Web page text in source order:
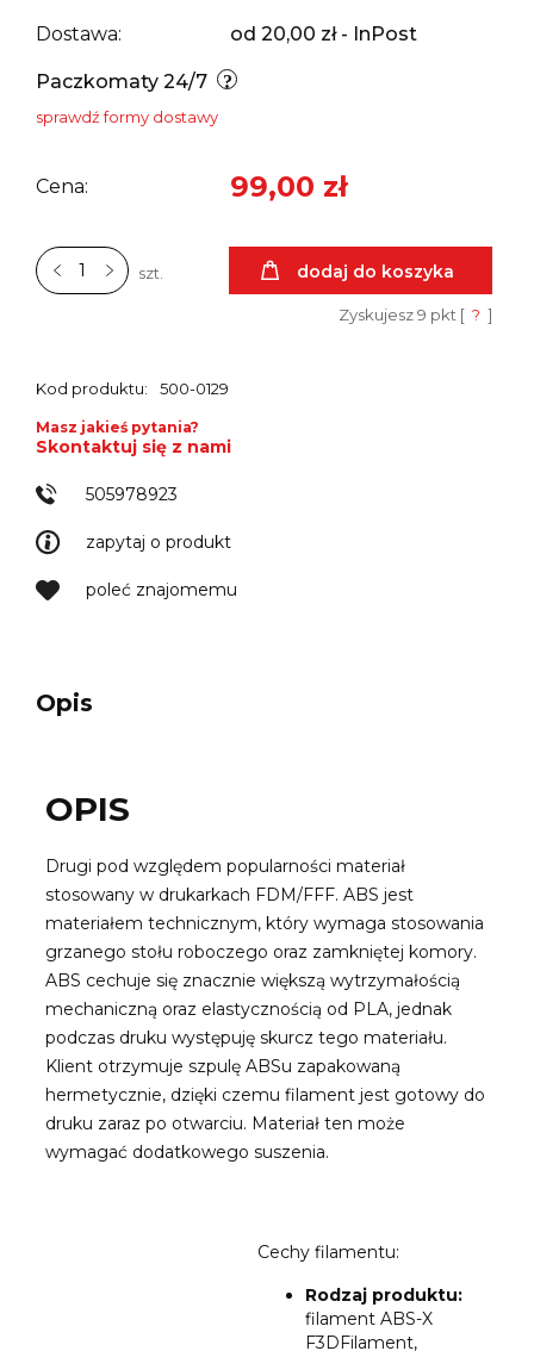
Dostawa: od 20,00 zł - InPost
Paczkomaty 24/7
sprawdź formy dostawy
Cena: 99,00 zł
szt. dodaj do koszyka
Zyskujesz9 pkt [ ? ]
Kod produktu: 500-0129
zapytaj o produkt
poleć znajomemu
Masz jakieś pytania?
Skontaktuj się z nami
505978923
Opis
OPIS
Drugi pod względem popularności materiał
stosowany w drukarkach FDM/FFF. ABS jest
materiałem technicznym, który wymaga stosowania
grzanego stołu roboczego oraz zamkniętej komory.
ABS cechuje się znacznie większą wytrzymałością
mechaniczną oraz elastycznością od PLA, jednak
podczas druku występuję skurcz tego materiału.
Klient otrzymuje szpulę ABSu zapakowaną
hermetycznie, dzięki czemu filament jest gotowy do
druku zaraz po otwarciu. Materiał ten może
wymagać dodatkowego suszenia.
Cechy filamentu:
Rodzaj produktu:
filament ABS-X
F3DFilament,